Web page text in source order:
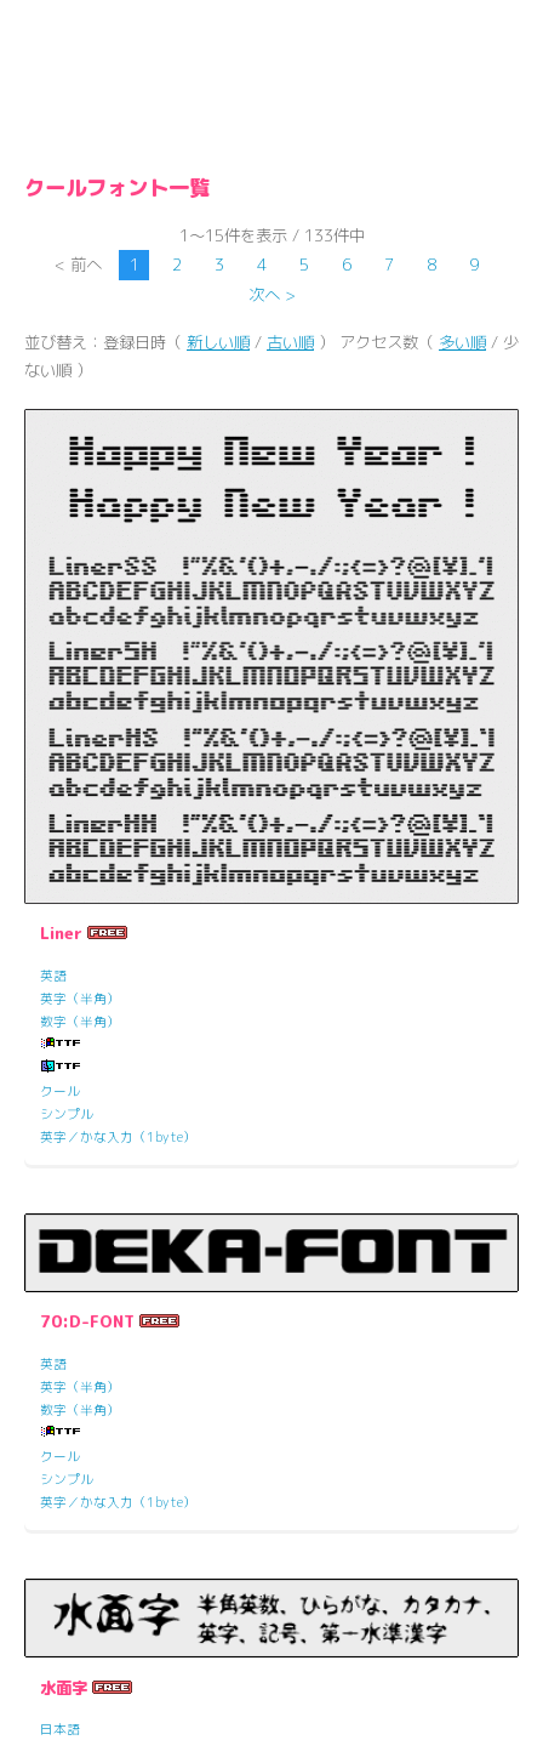
クールフォント一覧
1～15件を表示 / 133件中
< 前へ
1 2 3 4 5 6 7 8
9
次へ >
並び替え：登録日時（ 新しい順 / 古い順 ） アクセス数（ 多い順 / 少
ない順 ）
Liner
英語
英字（半角）
数字（半角）
クール
シンプル
英字／かな入力（1byte）
70:D-FONT
英語
英字（半角）
数字（半角）
クール
シンプル
英字／かな入力（1byte）
水面字
日本語